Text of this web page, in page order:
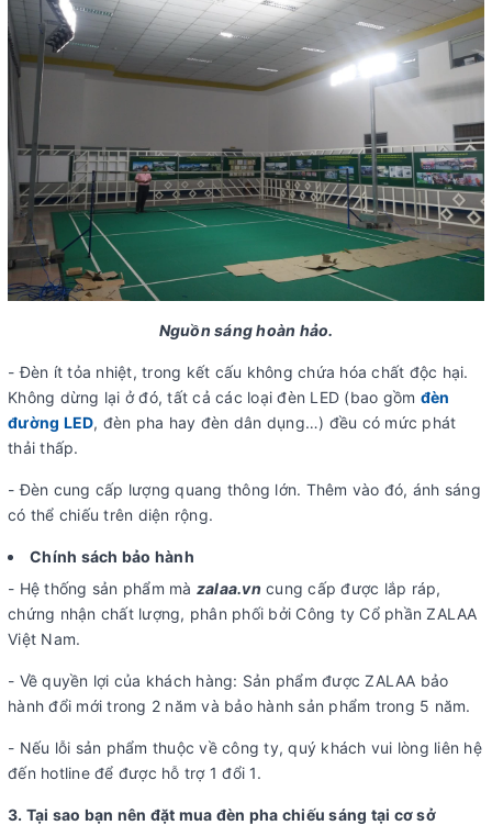
Nguồn sáng hoàn hảo.
- Đèn ít tỏa nhiệt, trong kết cấu không chứa hóa chất độc hại.
Không dừng lại ở đó, tất cả các loại đèn LED (bao gồm đèn
đường LED, đèn pha hay đèn dân dụng…) đều có mức phát
thải thấp.
- Đèn cung cấp lượng quang thông lớn. Thêm vào đó, ánh sáng
có thể chiếu trên diện rộng.
Chính sách bảo hành
- Hệ thống sản phẩm mà zalaa.vn cung cấp được lắp ráp,
chứng nhận chất lượng, phân phối bởi Công ty Cổ phần ZALAA
Việt Nam.
- Về quyền lợi của khách hàng: Sản phẩm được ZALAA bảo
hành đổi mới trong 2 năm và bảo hành sản phẩm trong 5 năm.
- Nếu lỗi sản phẩm thuộc về công ty, quý khách vui lòng liên hệ
đến hotline để được hỗ trợ 1 đổi 1.
3. Tại sao bạn nên đặt mua đèn pha chiếu sáng tại cơ sở